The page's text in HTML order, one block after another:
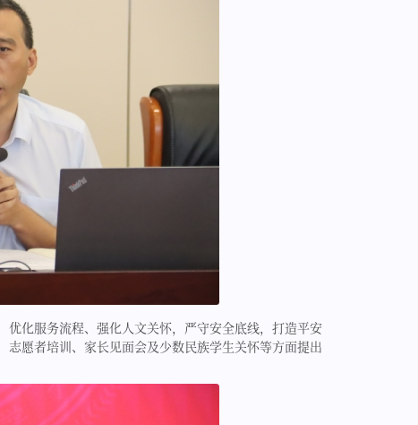
化服务流程、强化人文关怀，严守安全底线，打造平安
愿者培训、家长见面会及少数民族学生关怀等方面提出